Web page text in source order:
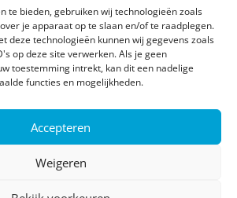
te bieden, gebruiken wij technologieën zoals
je apparaat op te slaan en/of te raadplegen.
deze technologieën kunnen wij gegevens zoals
op deze site verwerken. Als je geen
toestemming intrekt, kan dit een nadelige
functies en mogelijkheden.
Accepteren
Weigeren
/ Stampinox